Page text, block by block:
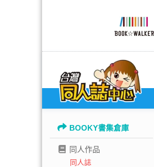
BOOKY書集倉庫
同人作品
同人誌